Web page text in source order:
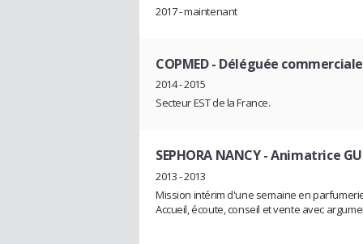
2017 - maintenant
COPMED- Déléguée commerciale
2014 - 2015
Secteur EST de la France.
SEPHORA NANCY- Animatrice
2013 - 2013
Mission intérim d'une semaine en
Accueil, écoute, conseil et vente avec